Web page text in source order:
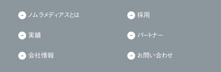
ノムラメディアスとは
実績
会社情報
採用
パートナー
お問い合わせ